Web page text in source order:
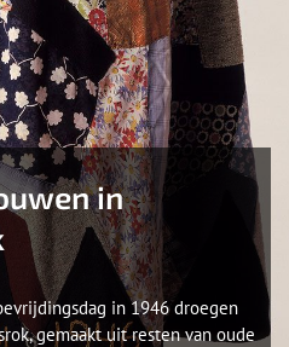
in
in 1946 droegen
gemaakt uit resten van oude